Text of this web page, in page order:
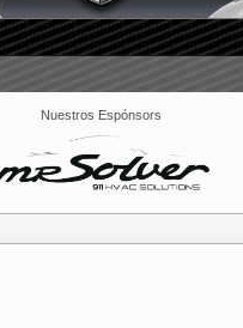
Nuestros Espónsors